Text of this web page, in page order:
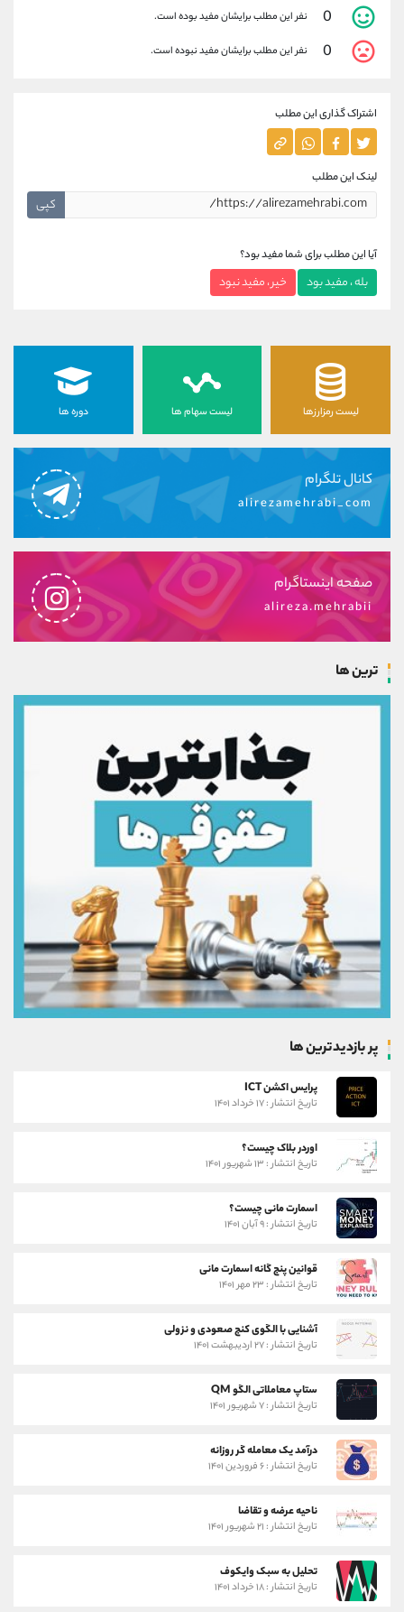
0 نفر این مطلب برایشان مفید بوده است.
0 نفر این مطلب برایشان مفید نبوده است.
اشتراک گذاری این مطلب
لینک این مطلب
کپی
آیا این مطلب برای شما مفید بود؟
بله ، مفید بود خیر ، مفید نبود
لیست رمزارزها لیست سهام ها دوره ها
کانال تلگرام
alirezamehrabi_com
صفحه اینستاگرام
alireza.mehrabii
ترین ها
پر بازدیدترین ها
پرایس اکشن ICT
تاریخ انتشار : ۱۷ خرداد ۱۴۰۱
اوردر بلاک چیست؟
تاریخ انتشار : ۱۳ شهریور ۱۴۰۱
اسمارت مانی چیست؟
تاریخ انتشار : ۹ آبان ۱۴۰۱
قوانین پنج گانه اسمارت مانی
تاریخ انتشار : ۲۳ مهر ۱۴۰۱
آشنایی با الگوی کنج صعودی و نزولی
تاریخ انتشار : ۲۷ اردیبهشت ۱۴۰۱
ستاپ معاملاتی الگو QM
تاریخ انتشار : ۷ شهریور ۱۴۰۱
درآمد یک معامله گر روزانه
تاریخ انتشار : ۶ فروردین ۱۴۰۱
ناحیه عرضه و تقاضا
تاریخ انتشار : ۲۱ شهریور ۱۴۰۱
تحلیل به سبک وایکوف
تاریخ انتشار : ۱۸ خرداد ۱۴۰۱